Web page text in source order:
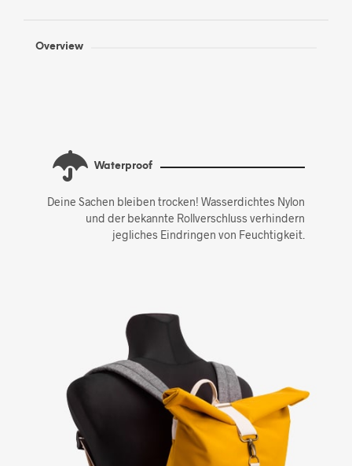
Overview
Waterproof
Deine Sachen bleiben trocken! Wasserdichtes Nylon
und der bekannte Rollverschluss verhindern
jegliches Eindringen von Feuchtigkeit.